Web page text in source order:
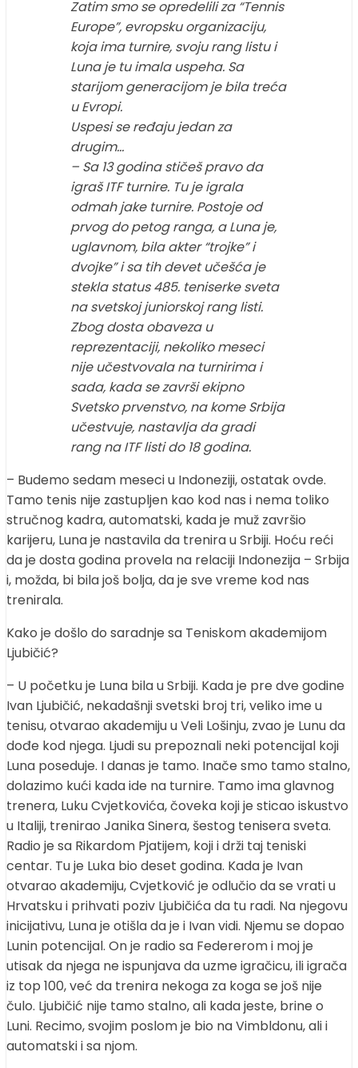
Zatim smo se opredelili za “Tennis
Europe”, evropsku organizaciju,
koja ima turnire, svoju rang listu i
Luna je tu imala uspeha. Sa
starijom generacijom je bila treća
u Evropi.
Uspesi se ređaju jedan za
drugim…
– Sa 13 godina stičeš pravo da
igraš ITF turnire. Tu je igrala
odmah jake turnire. Postoje od
prvog do petog ranga, a Luna je,
uglavnom, bila akter “trojke” i
dvojke” i sa tih devet učešća je
stekla status 485. teniserke sveta
na svetskoj juniorskoj rang listi.
Zbog dosta obaveza u
reprezentaciji, nekoliko meseci
nije učestvovala na turnirima i
sada, kada se završi ekipno
Svetsko prvenstvo, na kome Srbija
učestvuje, nastavlja da gradi
rang na ITF listi do 18 godina.
– Budemo sedam meseci u Indoneziji, ostatak ovde.
Tamo tenis nije zastupljen kao kod nas i nema toliko
stručnog kadra, automatski, kada je muž završio
karijeru, Luna je nastavila da trenira u Srbiji. Hoću reći
da je dosta godina provela na relaciji Indonezija – Srbija
i, možda, bi bila još bolja, da je sve vreme kod nas
trenirala.
Kako je došlo do saradnje sa Teniskom akademijom
Ljubičić?
– U početku je Luna bila u Srbiji. Kada je pre dve godine
Ivan Ljubičić, nekadašnji svetski broj tri, veliko ime u
tenisu, otvarao akademiju u Veli Lošinju, zvao je Lunu da
dođe kod njega. Ljudi su prepoznali neki potencijal koji
Luna poseduje. I danas je tamo. Inače smo tamo stalno,
dolazimo kući kada ide na turnire. Tamo ima glavnog
trenera, Luku Cvjetkovića, čoveka koji je sticao iskustvo
u Italiji, trenirao Janika Sinera, šestog tenisera sveta.
Radio je sa Rikardom Pjatijem, koji i drži taj teniski
centar. Tu je Luka bio deset godina. Kada je Ivan
otvarao akademiju, Cvjetković je odlučio da se vrati u
Hrvatsku i prihvati poziv Ljubičića da tu radi. Na njegovu
inicijativu, Luna je otišla da je i Ivan vidi. Njemu se dopao
Lunin potencijal. On je radio sa Federerom i moj je
utisak da njega ne ispunjava da uzme igračicu, ili igrača
iz top 100, već da trenira nekoga za koga se još nije
čulo. Ljubičić nije tamo stalno, ali kada jeste, brine o
Luni. Recimo, svojim poslom je bio na Vimbldonu, ali i
automatski i sa njom.